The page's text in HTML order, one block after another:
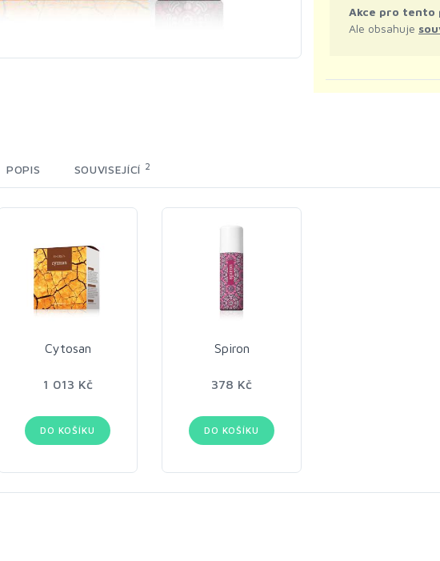
Akce pro tento
Ale obsahuje
POPIS SOUVISEJÍCÍ 2
Cytosan
1 013 Kč
DO KOŠÍKU
Spiron
378 Kč
DO KOŠÍKU